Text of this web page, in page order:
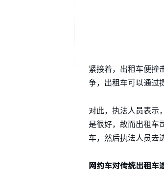
紧接着，出租车便撞
争，出租车可以通过
对此，执法人员表示
是很好，故而出租车
车，然后执法人员去
网约车对传统出租车